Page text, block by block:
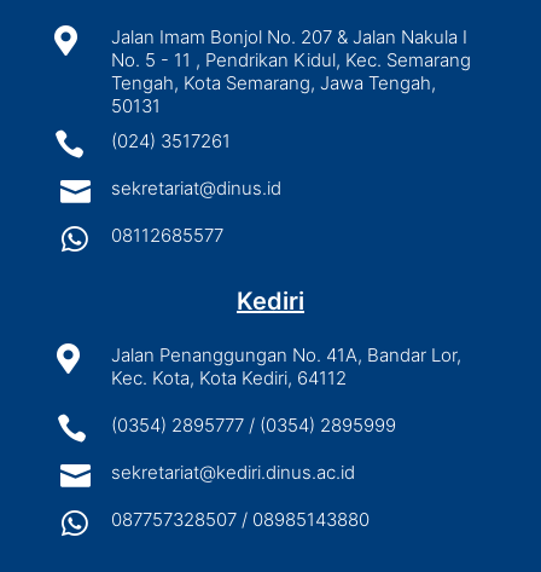

Jalan Imam Bonjol No. 207 & Jalan Nakula I
No. 5 - 11 , Pendrikan Kidul, Kec. Semarang
Tengah, Kota Semarang, Jawa Tengah,
50131
 (024) 3517261
 sekretariat@dinus.id
 08112685577
Kediri

Jalan Penanggungan No. 41A, Bandar Lor,
Kec. Kota, Kota Kediri, 64112
 (0354) 2895777 / (0354) 2895999
 sekretariat@kediri.dinus.ac.id
 087757328507 / 08985143880